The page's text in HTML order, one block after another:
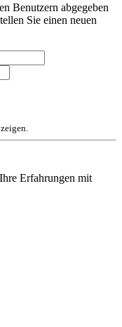
Benutzern abgegeben
Sie einen neuen
Erfahrungen mit